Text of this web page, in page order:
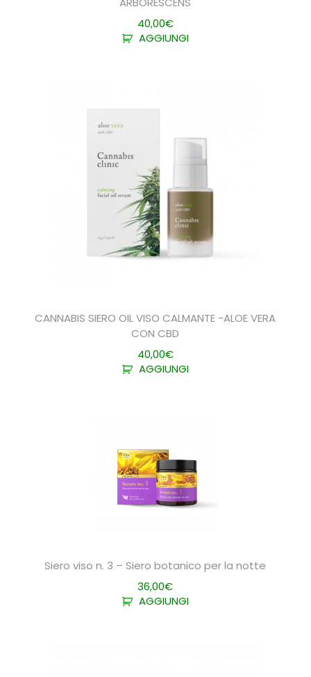
40,00€
AGGIUNGI
CANNABIS SIERO OIL VISO CALMANTE -ALOE VERA
CON CBD
40,00€
AGGIUNGI
Siero viso n. 3 – Siero botanico per la notte
36,00€
AGGIUNGI